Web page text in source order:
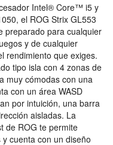
Intel® Core™ i5 y
el ROG Strix GL553
preparado para cualquier
y de cualquier
rendimiento que exiges.
tipo isla con 4 zonas de
muy cómodas con una
con un área WASD
por intuición, una barra
aisladas. La
de ROG te permite
cuenta con un diseño